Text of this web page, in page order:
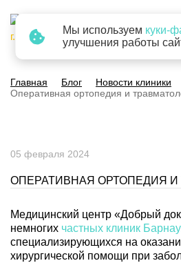
г. Барнаул
Главная Блог
Новости клиники
Оперативная ортопедия и
05 февраля 2024
ОПЕРАТИВНАЯ ОРТОПЕДИЯ И
Медицинский центр «Добрый
немногих частных клиник
специализирующихся на
хирургической помощи при
Мы используем куки-
улучшения работы